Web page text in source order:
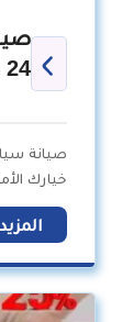
24 ساعة اتصل الآن
صيانة
خيارك
المزيد